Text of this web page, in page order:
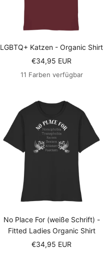
LGBTQ+ Katzen - Organic Shirt
Angebotspreis
€34,95 EUR
11 Farben verfügbar
No Place For (weiße Schrift) -
Fitted Ladies Organic Shirt
Angebotspreis
€34,95 EUR